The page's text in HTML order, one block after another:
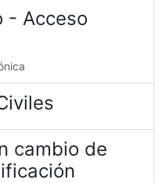
- Acceso
cambio de